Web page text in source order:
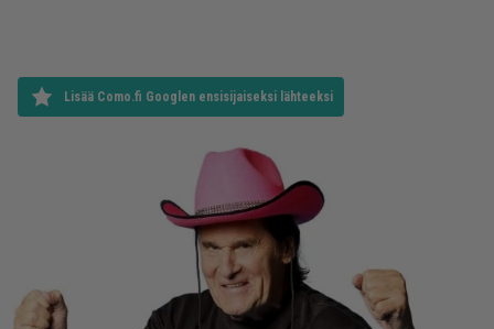
Lisää Como.fi Googlen ensisijaiseksi lähteeksi